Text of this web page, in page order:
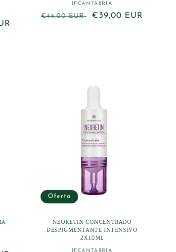
Proveedor:
IFCANTABRIA
Precio
€44,00 EUR
Precio
€39,00 EUR
Oferta
NEORETIN CONCENTRADO
DESPIGMENTANTE INTENSIVO
2X10ML
IFCANTABRIA